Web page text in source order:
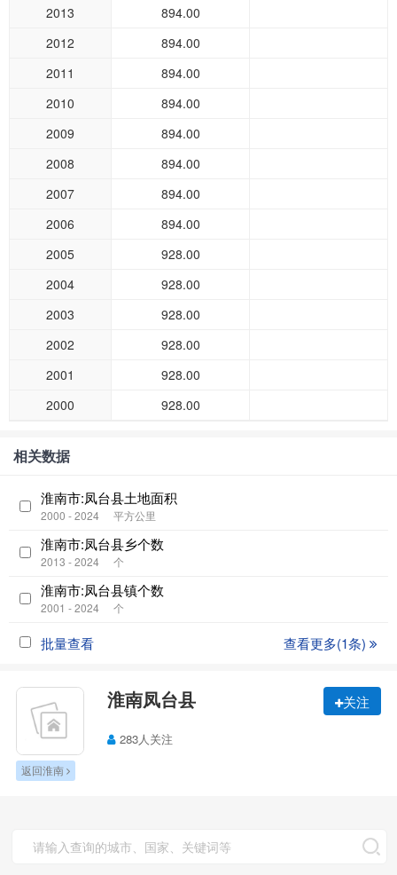
2013
894.00
2012
894.00
2011
894.00
2010
894.00
2009
894.00
2008
894.00
2007
894.00
2006
894.00
2005
928.00
2004
928.00
2003
928.00
2002
928.00
2001
928.00
2000
928.00
相关数据
淮南市:凤台县土地面积
2000 - 2024 平方公里
淮南市:凤台县乡个数
2013 - 2024 个
淮南市:凤台县镇个数
2001 - 2024 个
批量查看 查看更多(1条)
淮南凤台县 关注
283人关注
返回淮南